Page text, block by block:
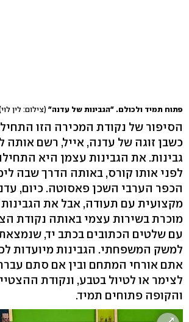
פתוח תמיד ולכולם. "הגבינות של עדנה" (צילום: לין
כשבן זוגה של עדנה, אייל, רשם אותה
גבינות. את הגבינות עצמן היא
לפני אותו קורס, באותה הדרך שבה
הכפר הערבי השכן פאסוטה. כיום,
מקצועית עם תעודה, אבל את
מוכרת בשירות עצמי באותה נקודת
עם שלטים הכתובים בכתב יד,
למשק המשפחתי. הגבינות מיועדות
אתם אורחי המתחם ובין אם סתם
לצימר או לטיול בטבע, ונקודת
והקופה פתוחים תמיד.